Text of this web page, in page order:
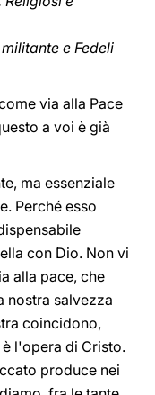
e Fedeli
via alla Pace
a voi è già
ma essenziale
Perché esso
con Dio. Non vi
alla pace, che
nostra salvezza
coincidono,
l'opera di Cristo.
produce nei